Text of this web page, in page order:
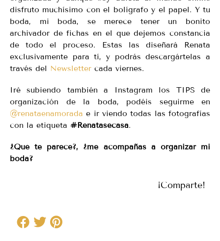
disfruto muchísimo con el bolígrafo y el papel. Y tu
boda, mi boda, se merece tener un bonito
archivador de fichas en el que dejemos constancia
de todo el proceso. Estas las diseñará Renata
exclusivamente para tí, y podrás descargártelas a
través del Newsletter cada viernes.
Iré subiendo también a Instagram los TIPS de
organización de la boda, podéis seguirme en
@renataenamorada e ir viendo todas las fotografías
con la etiqueta #Renatasecasa.
¿Qué te parece?, ¿me acompañas a organizar mi
boda?
¡Comparte!